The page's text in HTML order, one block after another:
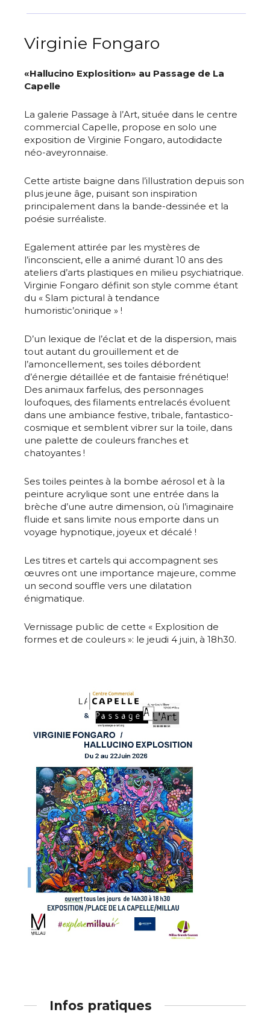
Adresse email*
Nom
Prénom
Statut / Organisation
J'accepte lestermes et conditions
Adresse email*
Virginie Fongaro
«Hallucino Explosition» au Passage de La
Capelle
La galerie Passage à l’Art, située dans le centre
commercial Capelle, propose en solo une
exposition de Virginie Fongaro, autodidacte
néo-aveyronnaise.
Cette artiste baigne dans l’illustration depuis son
plus jeune âge, puisant son inspiration
principalement dans la bande-dessinée et la
poésie surréaliste.
Egalement attirée par les mystères de
l’inconscient, elle a animé durant 10 ans des
ateliers d’arts plastiques en milieu psychiatrique.
Virginie Fongaro définit son style comme étant
du « Slam pictural à tendance
humoristic’onirique » !
D’un lexique de l’éclat et de la dispersion, mais
tout autant du grouillement et de
l’amoncellement, ses toiles débordent
d’énergie détaillée et de fantaisie frénétique!
Des animaux farfelus, des personnages
loufoques, des filaments entrelacés évoluent
dans une ambiance festive, tribale, fantastico-
cosmique et semblent vibrer sur la toile, dans
une palette de couleurs franches et
chatoyantes !
Ses toiles peintes à la bombe aérosol et à la
peinture acrylique sont une entrée dans la
brèche d’une autre dimension, où l’imaginaire
fluide et sans limite nous emporte dans un
voyage hypnotique, joyeux et décalé !
Les titres et cartels qui accompagnent ses
œuvres ont une importance majeure, comme
un second souffle vers une dilatation
énigmatique.
Vernissage public de cette « Explosition de
formes et de couleurs »: le jeudi 4 juin, à 18h30.
Infos pratiques